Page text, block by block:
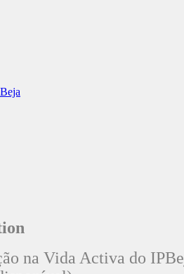
na Vida Activa do